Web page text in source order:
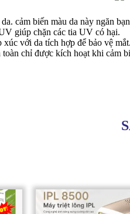
cảm biến màu da này ngăn
giúp chặn các tia UV có hại.
với da tích hợp để bảo vệ
chỉ được kích hoạt khi cảm